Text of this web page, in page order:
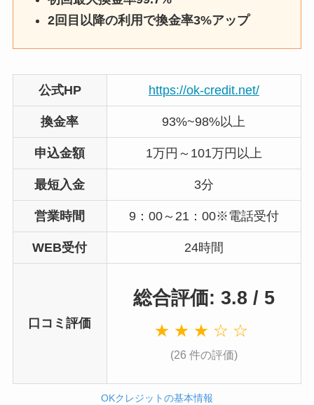
2回目以降の利用で換金率3%アップ
公式HP https://ok-credit.net/
換金率 93%~98%以上
申込金額 1万円～101万円以上
最短入金 3分
営業時間 9：00～21：00※電話受付
WEB受付 24時間
口コミ評価
総合評価: 3.8 / 5
★ ★ ★ ☆ ☆
(26 件の評価)
OKクレジットの基本情報